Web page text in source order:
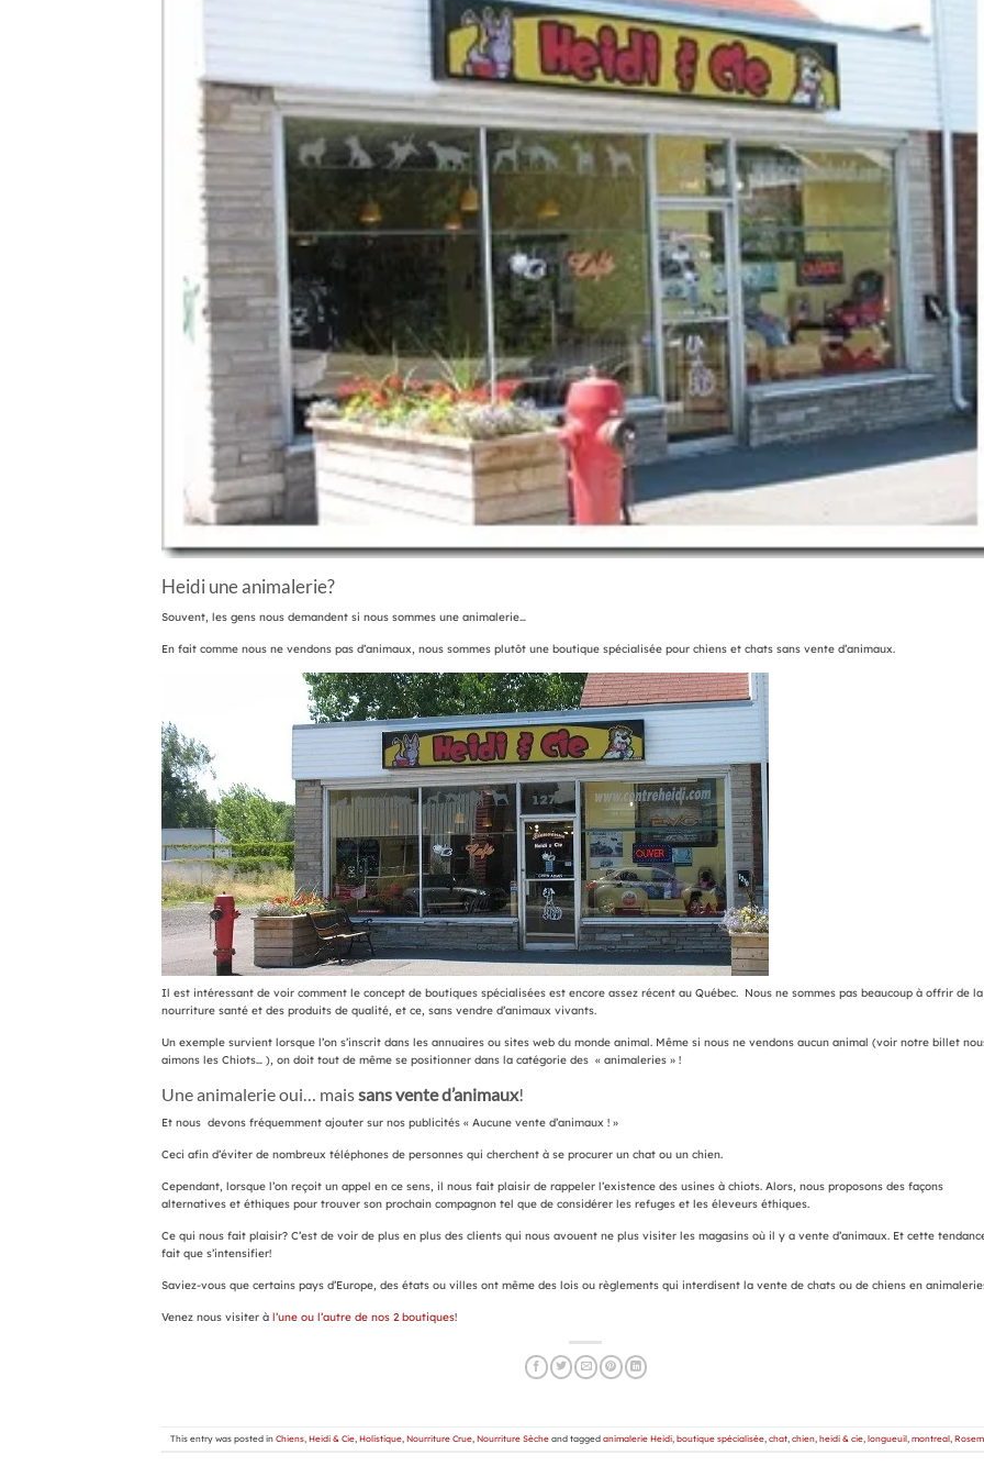
Heidi une animalerie?
Souvent, les gens nous demandent si nous sommes une animalerie…
En fait comme nous ne vendons pas d’animaux, nous sommes plutôt une boutique spécialisée pour chiens et chats sans vente d’animaux.
Il est intéressant de voir comment le concept de boutiques spécialisées est encore assez récent au Québec. Nous ne sommes pas beaucoup à offrir de la
nourriture santé et des produits de qualité, et ce, sans vendre d’animaux vivants.
Un exemple survient lorsque l’on s’inscrit dans les annuaires ou sites web du monde animal. Même si nous ne vendons aucun animal (voir notre billet
aimons les Chiots… ), on doit tout de même se positionner dans la catégorie des « animaleries » !
Une animalerie oui… maissans vente d’animaux!
Et nous devons fréquemment ajouter sur nos publicités « Aucune vente d’animaux ! »
Ceci afin d’éviter de nombreux téléphones de personnes qui cherchent à se procurer un chat ou un chien.
Cependant, lorsque l’on reçoit un appel en ce sens, il nous fait plaisir de rappeler l’existence des usines à chiots. Alors, nous proposons des façons
alternatives et éthiques pour trouver son prochain compagnon tel que de considérer les refuges et les éleveurs éthiques.
Ce qui nous fait plaisir? C’est de voir de plus en plus des clients qui nous avouent ne plus visiter les magasins où il y a vente d’animaux. Et cette
fait que s’intensifier!
Saviez-vous que certains pays d’Europe, des états ou villes ont même des lois ou règlements qui interdisent la vente de chats ou de chiens en
Venez nous visiter à l’une ou l’autre de nos 2 boutiques!
This entry was posted inChiens,Heidi & Cie,Holistique,Nourriture Crue,Nourriture Sèche and taggedanimalerie Heidi,boutique spécialisée,chat,chien,heidi & cie,longueuil,montreal,